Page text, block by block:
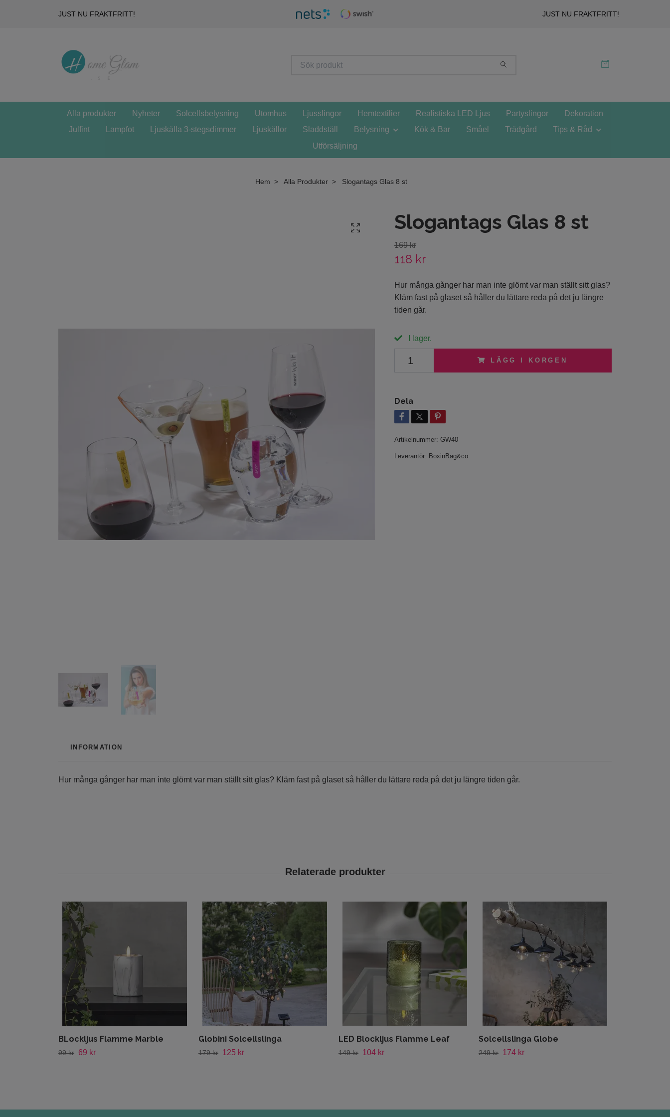
JUST NU FRAKTFRITT! JUST NU FRAKTFRITT!
Alla produkter Nyheter Solcellsbelysning Utomhus Ljusslingor Hemtextilier Realistiska LED Ljus Partyslingor
Dekoration
Julfint
Lampfot Ljuskälla 3-stegsdimmer Ljuskällor Sladdställ Belysning Kök & Bar Småel Trädgård
Tips & Råd
Utförsäljning
Hem Alla Produkter Slogantags Glas 8 st
Slogantags Glas 8 st
169 kr
118 kr
Hur många gånger har man inte glömt var man ställt sitt glas?
Kläm fast på glaset så håller du lättare reda på det ju längre
tiden går.
I lager.
LÄGG I KORGEN
Dela
Artikelnummer: GW40
Leverantör: BoxinBag&co
INFORMATION
Hur många gånger har man inte glömt var man ställt sitt glas? Kläm fast på glaset så håller du lättare reda på det ju längre tiden går.
BLockljus Flamme Marble
99 kr 69 kr
Globini Solcellslinga
179 kr 125 kr
LED Blockljus Flamme Leaf
149 kr 104 kr
Solcellslinga Globe
249 kr 174 kr